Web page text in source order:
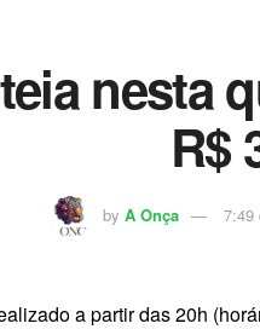
nesta
R$
by A Onça 7:49
a partir das 20h